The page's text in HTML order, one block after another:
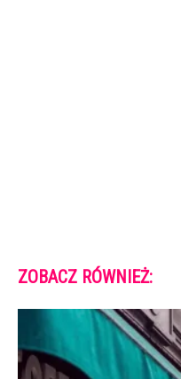
ZOBACZ RÓWNIEŻ: